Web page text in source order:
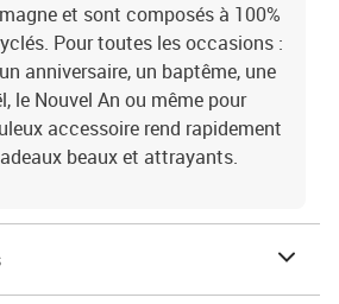
et sont composés à 100%
Pour toutes les occasions :
anniversaire, un baptême, une
le Nouvel An ou même pour
accessoire rend rapidement
beaux et attrayants.